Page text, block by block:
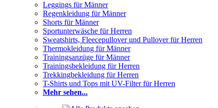
Leggings für Männer
Regenkleidung für Männer
Shorts für Männer
Sportunterwäsche für Herren
Sweatshirts, Fleecepullover und Pullover für Herren
Thermokleidung für Männer
Trainingsanzüge für Männer
Trainingsbekleidung für Herren
Trekkingbekleidung für Herren
T-Shirts und Tops mit UV-Filter für Herren
Mehr sehen...